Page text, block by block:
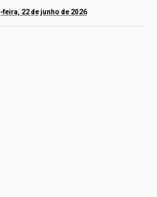
feira, 22 de junho de 2026